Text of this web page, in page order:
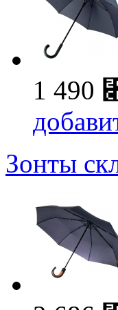
1 490
Зонты